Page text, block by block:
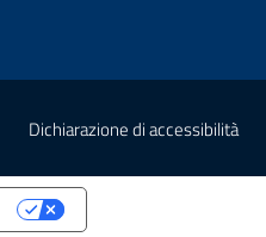
Dichiarazione di accessibilità